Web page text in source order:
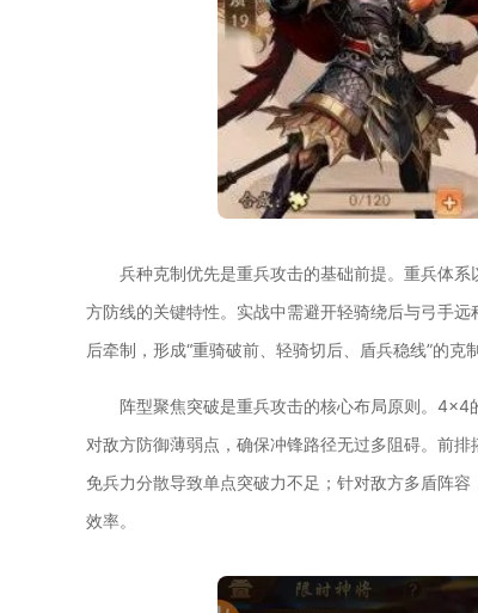
兵种克制优先是重兵攻击的基础前提。重兵体
方防线的关键特性。实战中需避开轻骑绕后与弓手
后牵制，形成“重骑破前、轻骑切后、盾兵稳线”的克
阵型聚焦突破是重兵攻击的核心布局原则。4×4
对敌方防御薄弱点，确保冲锋路径无过多阻碍。前
免兵力分散导致单点突破力不足；针对敌方多盾阵
效率。